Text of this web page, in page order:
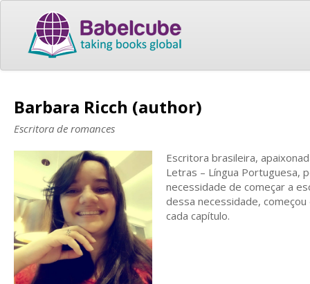
Barbara Ricch (author)
Escritora de romances
Escritora brasileira,
Letras – Língua Portuguesa,
necessidade de começar a
dessa necessidade,
cada capítulo.